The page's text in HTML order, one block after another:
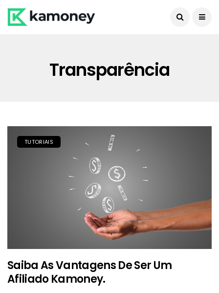
Transparência
TUTORIAIS
Saiba As Vantagens De Ser Um
Afiliado Kamoney.